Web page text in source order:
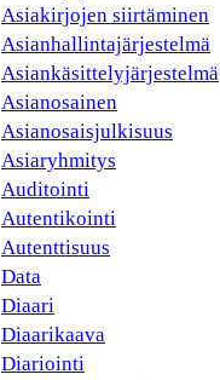
Asiakirjojen siirtäminen
Asianhallintajärjestelmä
Asiankäsittelyjärjestelmä
Asianosainen
Asianosaisjulkisuus
Asiaryhmitys
Auditointi
Autentikointi
Autenttisuus
Data
Diaari
Diaarikaava
Diariointi